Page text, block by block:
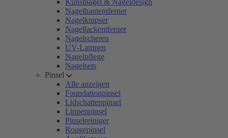
Kunstnägel & Nageldesign
Nagelhautentferner
Nagelknipser
Nagellackentferner
Nagelscheren
UV-Lampen
Nagelpflege
Nagelsets
Pinsel
Alle anzeigen
Foundationpinsel
Lidschattenpinsel
Lippenpinsel
Pinselreiniger
Rougepinsel